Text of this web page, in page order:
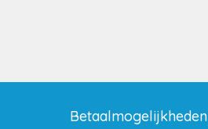
Betaalmogelijkheden